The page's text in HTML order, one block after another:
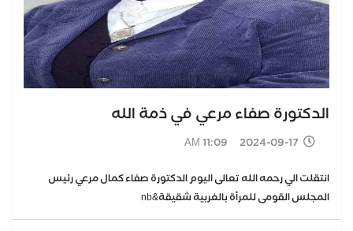
الدكتورة صفاء مرعي في ذمة الله
2024-09-17 11:09 AM
انتقلت الي رحمه الله تعالى اليوم الدكتورة صفاء كمال مرعي رئيس
المجلس القومى للمرأة بالغربية شقيقة&nb